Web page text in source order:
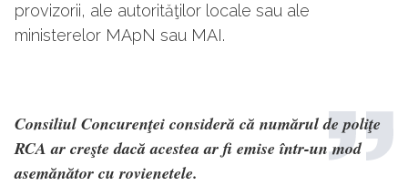
provizorii, ale autorităţilor locale sau ale
ministerelor MApN sau MAI.
Consiliul Concurenţei consideră că numărul de poliţe
RCA ar creşte dacă acestea ar fi emise într-un mod
asemănător cu rovienetele.